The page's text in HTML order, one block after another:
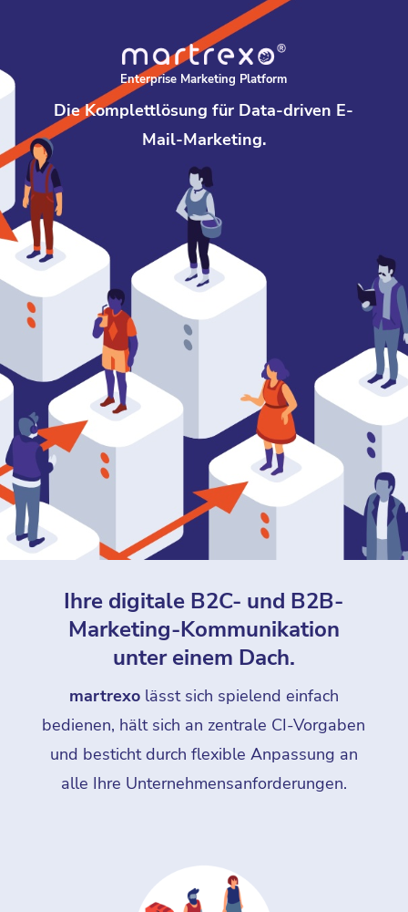
Enterprise Marketing Platform
Die Komplettlösung für Data-driven E-
Mail-Marketing.
Ihre digitale B2C- und B2B-
Marketing-Kommunikation
unter einem Dach.
martrexolässt sich spielend einfach
bedienen, hält sich an zentrale CI-Vorgaben
und besticht durch flexible Anpassung an
alle Ihre Unternehmensanforderungen.